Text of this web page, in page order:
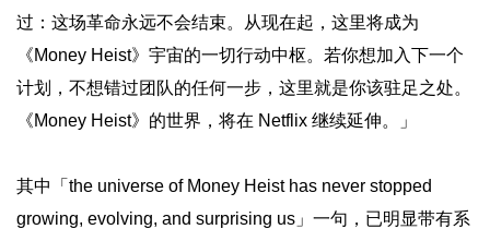
过：这场革命永远不会结束。从现在起，这里将成为
《Money Heist》宇宙的一切行动中枢。若你想加入下一个
计划，不想错过团队的任何一步，这里就是你该驻足之处。
《Money Heist》的世界，将在 Netflix 继续延伸。」
其中「the universe of Money Heist has never stopped
growing, evolving, and surprising us」一句，已明显带有系